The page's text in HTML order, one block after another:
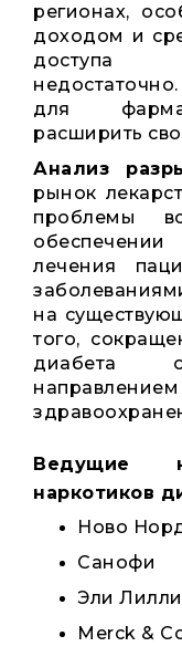
регионах,
доходом и
доступа
для
расширить
Анализ
рынок
проблемы
лечения
на
того,
диабета
Ведущие
наркотиков
Ново
Санофи
Эли Лилли
Merck &